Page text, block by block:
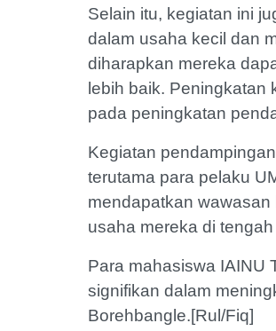
Selain itu, kegiatan ini
dalam usaha kecil dan
diharapkan mereka
lebih baik. Peningkatan
pada peningkatan
Kegiatan
terutama para pelaku
mendapatkan
usaha mereka di
Para mahasiswa IAINU
signifikan dalam
Borehbangle.[Rul/Fiq]